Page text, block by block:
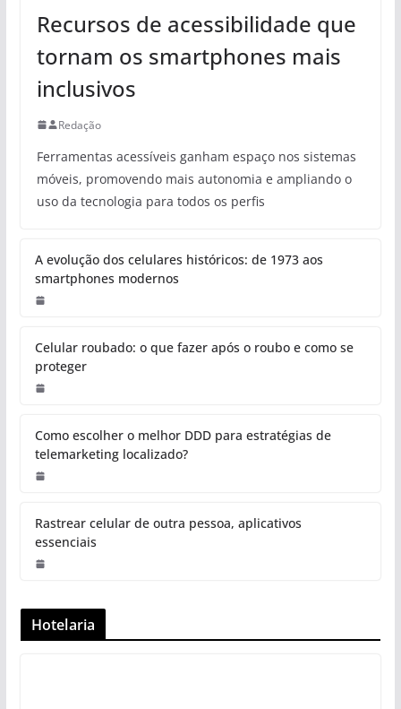
Recursos de acessibilidade que
tornam os smartphones mais
inclusivos
Redação
Ferramentas acessíveis ganham espaço nos sistemas
móveis, promovendo mais autonomia e ampliando o
uso da tecnologia para todos os perfis
A evolução dos celulares históricos: de 1973 aos
smartphones modernos
Celular roubado: o que fazer após o roubo e como se
proteger
Como escolher o melhor DDD para estratégias de
telemarketing localizado?
Rastrear celular de outra pessoa, aplicativos
essenciais
Hotelaria